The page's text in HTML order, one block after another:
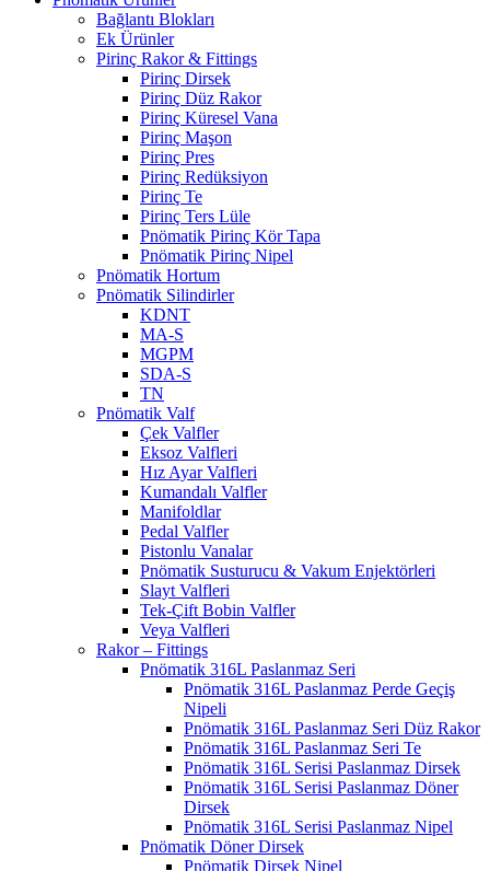
Bağlantı Blokları
Ek Ürünler
Pirinç Rakor & Fittings
Pirinç Dirsek
Pirinç Düz Rakor
Pirinç Küresel Vana
Pirinç Maşon
Pirinç Pres
Pirinç Redüksiyon
Pirinç Te
Pirinç Ters Lüle
Pnömatik Pirinç Kör Tapa
Pnömatik Pirinç Nipel
Pnömatik Hortum
Pnömatik Silindirler
KDNT
MA-S
MGPM
SDA-S
TN
Pnömatik Valf
Çek Valfler
Eksoz Valfleri
Hız Ayar Valfleri
Kumandalı Valfler
Manifoldlar
Pedal Valfler
Pistonlu Vanalar
Pnömatik Susturucu & Vakum Enjektörleri
Slayt Valfleri
Tek-Çift Bobin Valfler
Veya Valfleri
Rakor – Fittings
Pnömatik 316L Paslanmaz Seri
Pnömatik 316L Paslanmaz Perde Geçiş
Nipeli
Pnömatik 316L Paslanmaz Seri Düz Rakor
Pnömatik 316L Paslanmaz Seri Te
Pnömatik 316L Serisi Paslanmaz Dirsek
Pnömatik 316L Serisi Paslanmaz Döner
Dirsek
Pnömatik 316L Serisi Paslanmaz Nipel
Pnömatik Döner Dirsek
Pnömatik Dirsek Nipel